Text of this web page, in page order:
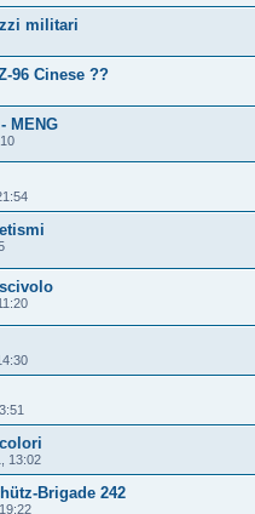
militari
96 Cinese ??
MENG
13:02
Brigade 242